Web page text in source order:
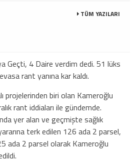
TÜM YAZILARI
Geçti, 4 Daire verdim dedi. 51 lüks
rant yanına kar kaldı.
projelerinden biri olan Kameroğlu
rant iddiaları ile gündemde.
yer alan ve geçmişte sağlık
terk edilen 126 ada 2 parsel,
ada 2 parsel olarak Kameroğlu